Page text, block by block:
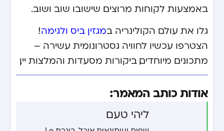
באמצעות לקוחות מרוצים שישובו שוב ושוב.
גלו את עולם הקולינריה במגזין ביס ולגימה!
הצטרפו עכשיו לחוויה גסטרונומית עשירה –
מתכונים מיוחדים, ביקורות מסעדות והמלצות יין.
אודות כותב המאמר:
ליהי טעם